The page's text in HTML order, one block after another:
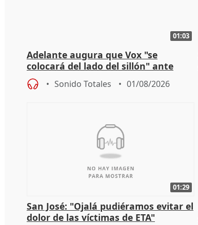
01:03
Adelante augura que Vox "se
colocará del lado del sillón" ante
iniciativas de la oposición
Sonido Totales 01/08/2026
01:29
San José: "Ojalá pudiéramos evitar el
dolor de las víctimas de ETA"